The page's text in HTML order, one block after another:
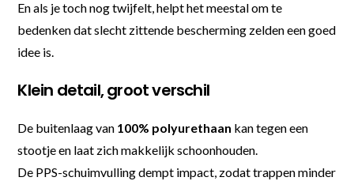
En als je toch nog twijfelt, helpt het meestal om te
bedenken dat slecht zittende bescherming zelden een goed
idee is.
Klein detail, groot verschil
De buitenlaag van 100% polyurethaan kan tegen een
stootje en laat zich makkelijk schoonhouden.
De PPS-schuimvulling dempt impact, zodat trappen minder